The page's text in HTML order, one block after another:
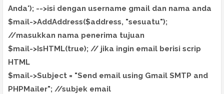
Anda'); -->isi dengan username gmail dan nama anda
$mail->AddAddress($address, "sesuatu");
//masukkan nama penerima tujuan
$mail->IsHTML(true); // jika ingin email berisi scrip
HTML
$mail->Subject = "Send email using Gmail SMTP and
PHPMailer"; //subjek email